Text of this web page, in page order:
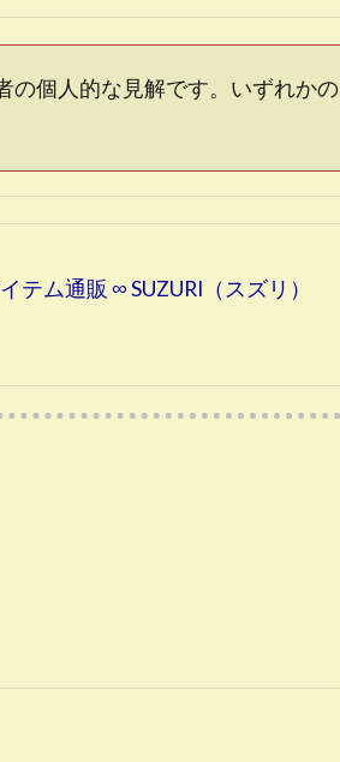
の個人的な見解です。いずれかの
テム通販 ∞ SUZURI（スズリ）